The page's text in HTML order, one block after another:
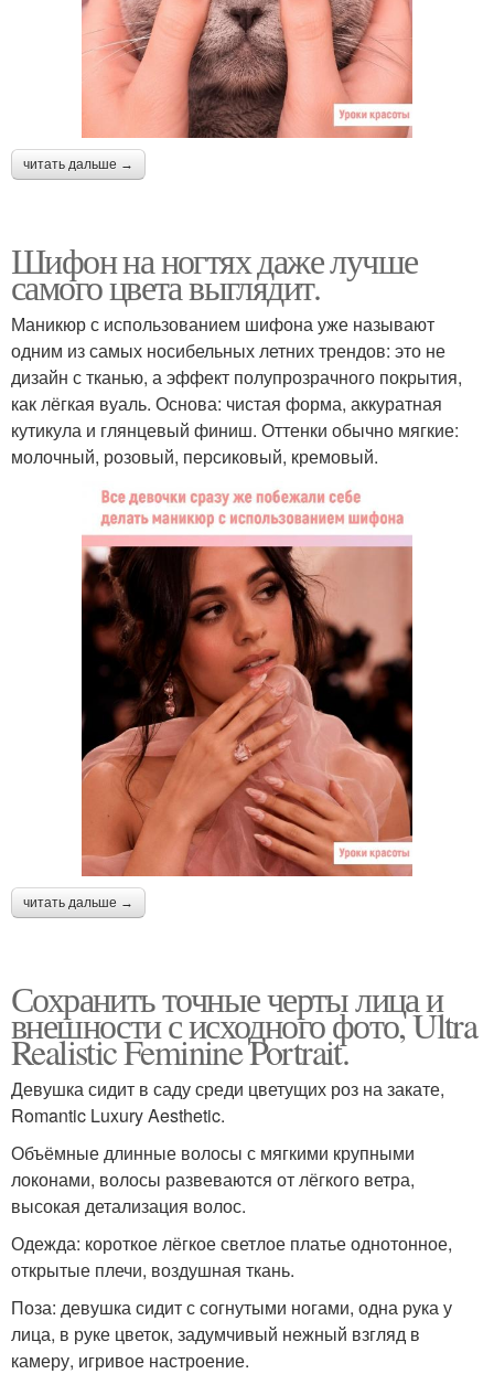
читать дальше →
Шифон на ногтях даже лучше
самого цвета выглядит.
Маникюр с использованием шифона уже называют
одним из самых носибельных летних трендов: это не
дизайн с тканью, а эффект полупрозрачного покрытия,
как лёгкая вуаль. Основа: чистая форма, аккуратная
кутикула и глянцевый финиш. Оттенки обычно мягкие:
молочный, розовый, персиковый, кремовый.
читать дальше →
Сохранить точные черты лица и
внешности с исходного фото, Ultra
Realistic Feminine Portrait.
Девушка сидит в саду среди цветущих роз на закате,
Romantic Luxury Aesthetic.
Объёмные длинные волосы с мягкими крупными
локонами, волосы развеваются от лёгкого ветра,
высокая детализация волос.
Одежда: короткое лёгкое светлое платье однотонное,
открытые плечи, воздушная ткань.
Поза: девушка сидит с согнутыми ногами, одна рука у
лица, в руке цветок, задумчивый нежный взгляд в
камеру, игривое настроение.